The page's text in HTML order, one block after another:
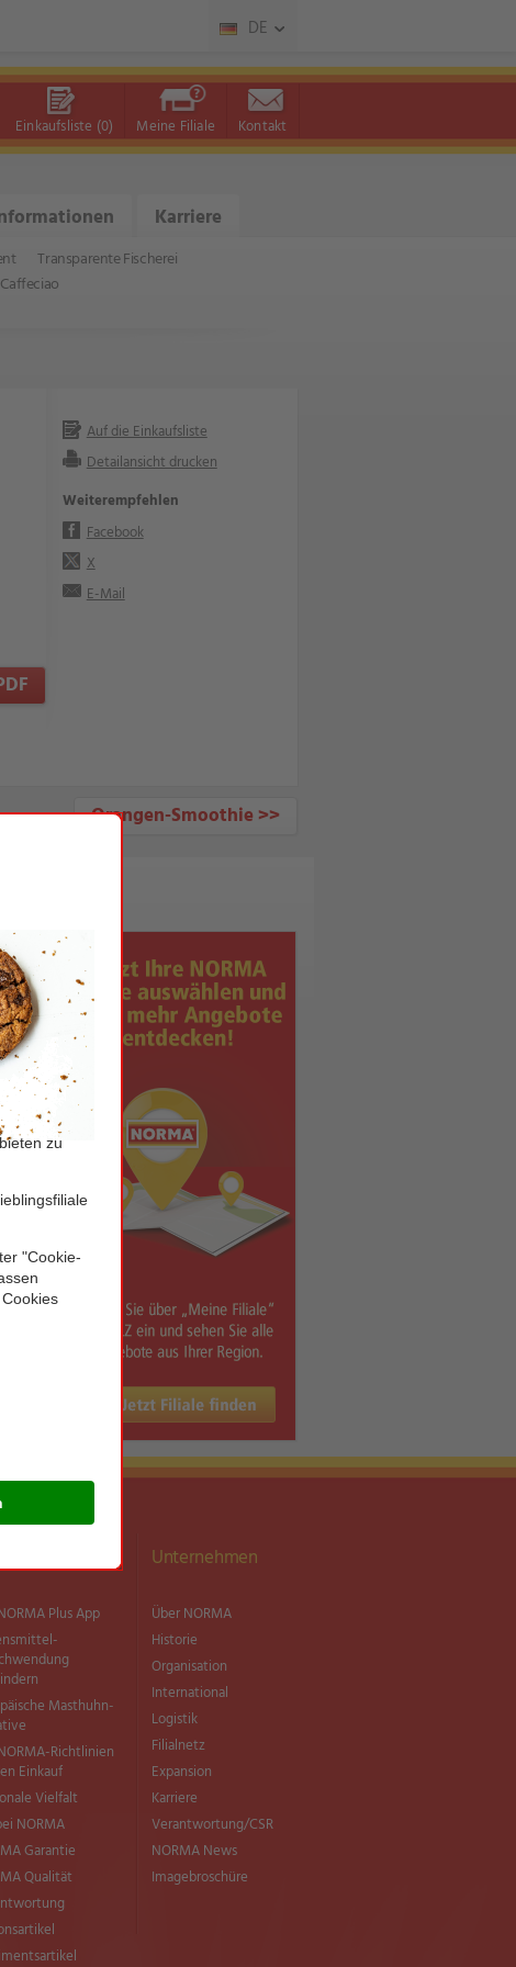
DE
Einkaufsliste (0) Meine Filiale Kontakt
Transparente Fischerei
Caffeciao
Karriere
Auf die Einkaufsliste
Detailansicht drucken
Weiterempfehlen
Facebook
X
E-Mail
Orangen-Smoothie >>
Plus App
Masthuhn-
Richtlinien
Einkauf
Vielfalt
NORMA
Garantie
Qualität
Unternehmen
Über NORMA
Historie
Organisation
International
Logistik
Filialnetz
Expansion
Karriere
Verantwortung/CSR
NORMA News
Imagebroschüre